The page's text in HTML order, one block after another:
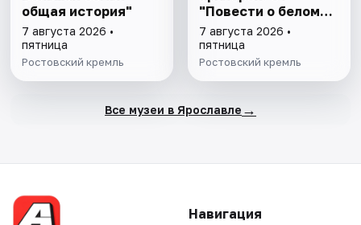
общая история"
7 августа 2026 •
пятница
Ростовский кремль
"Повести о белом
клобуке" до
восстановления
патриаршества"
7 августа 2026 •
пятница
Ростовский кремль
Все музеи в Ярославле →
Навигация